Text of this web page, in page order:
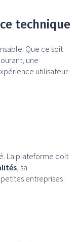
technique
Que ce soit
une
utilisateur
La plateforme doit
, sa
entreprises